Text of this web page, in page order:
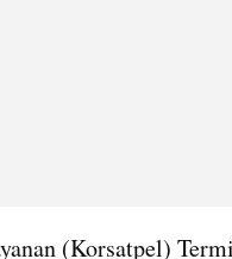
(Korsatpel)